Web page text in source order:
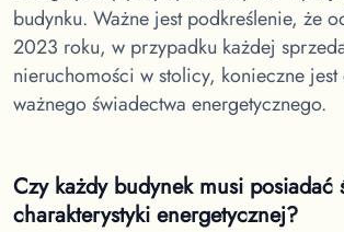
budynku. Ważne jest podkreślenie, że
2023 roku, w przypadku każdej
nieruchomości w stolicy, konieczne
ważnego świadectwa energetycznego.
Czy każdy budynek musi posiadać
charakterystyki energetycznej?